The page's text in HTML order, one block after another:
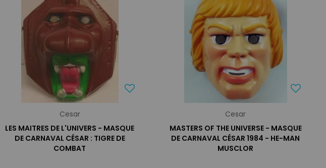
Cesar
LES MAITRES DE L'UNIVERS - MASQUE
DE CARNAVAL CÉSAR : TIGRE DE
COMBAT
Cesar
MASTERS OF THE UNIVERSE - MASQUE
DE CARNAVAL CÉSAR 1984 - HE-MAN
MUSCLOR